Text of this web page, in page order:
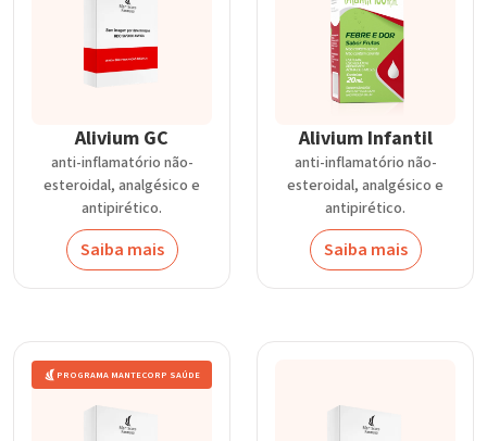
Alivium GC
anti-inflamatório não-
esteroidal, analgésico e
antipirético.
Saiba mais
Alivium Infantil
anti-inflamatório não-
esteroidal, analgésico e
antipirético.
Saiba mais
PROGRAMA MANTECORP SAÚDE